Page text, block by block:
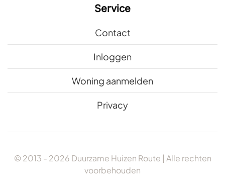
Service
Contact
Inloggen
Woning aanmelden
Privacy
© 2013 - 2026 Duurzame Huizen Route | Alle rechten
voorbehouden